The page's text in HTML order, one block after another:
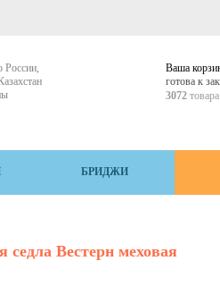
России,
Ваша
готова к
3072
БРИДЖИ
седла Вестерн меховая